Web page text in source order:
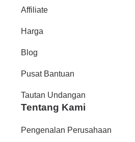
Affiliate
Harga
Blog
Pusat Bantuan
Tautan Undangan
Tentang Kami
Pengenalan Perusahaan